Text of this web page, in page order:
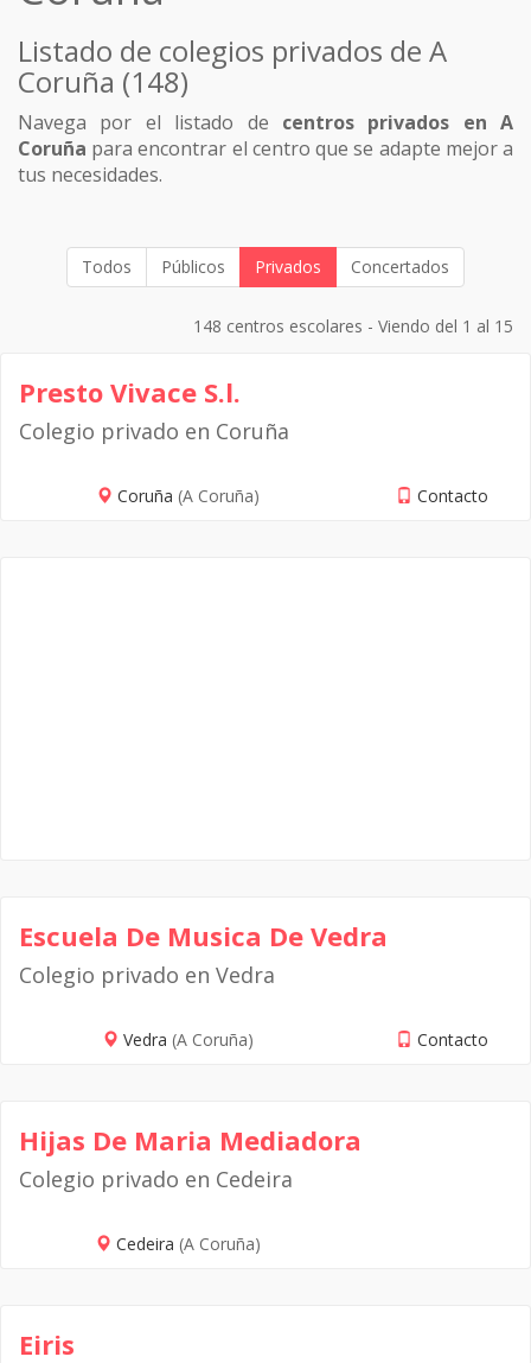
Listado de colegios privados de A
Coruña (148)
Navega por el listado de centros privados en A
Coruña para encontrar el centro que se adapte mejor a
tus necesidades.
Todos Públicos Privados Concertados
148 centros escolares - Viendo del 1 al 15
Presto Vivace S.l.
Colegio privado en Coruña
Coruña (A Coruña) Contacto
Escuela De Musica De Vedra
Colegio privado en Vedra
Vedra (A Coruña) Contacto
Hijas De Maria Mediadora
Colegio privado en Cedeira
Cedeira (A Coruña)
Eiris